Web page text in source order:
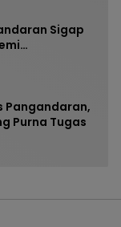
Sigap
Pangandaran,
Purna Tugas